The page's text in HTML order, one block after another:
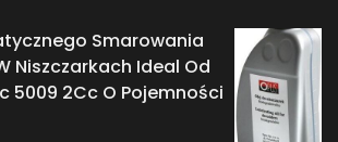
Smarowania
Niszczarkach Ideal Od
5009 2Cc O Pojemności